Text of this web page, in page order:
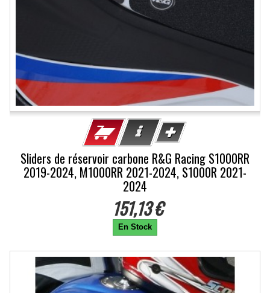
Sliders de réservoir carbone R&G Racing S1000RR
2019-2024, M1000RR 2021-2024, S1000R 2021-
2024
151,13 €
En Stock